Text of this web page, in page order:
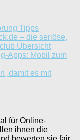
Tipps
– die seriöse,
Übersicht
Apps: Mobil zum
damit es mit
für Online-
ihnen die